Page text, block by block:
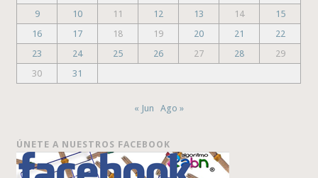
9
10 11 12 13 14
15
16
17 18 19 20 21
22
23
24 25 26 27 28
29
30
31
« Jun Ago »
ÚNETE A NUESTROS FACEBOOK